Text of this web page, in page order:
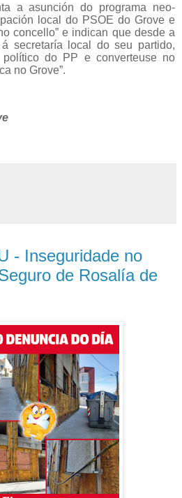
a asunción do programa neo-
local do PSOE do Grove e
concello” e indican que desde a
secretaría local do seu partido,
político do PP e converteuse no
no Grove”.
- Inseguridade no
de Rosalía de